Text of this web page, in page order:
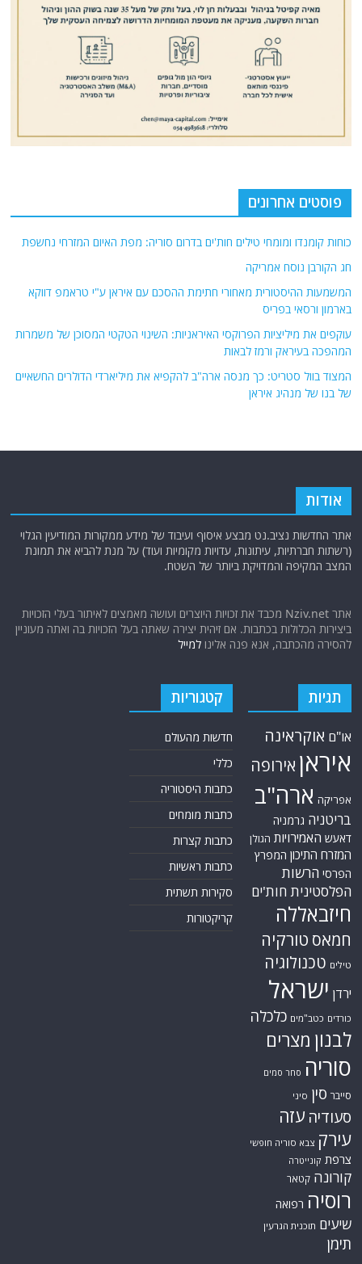
פוסטים אחרונים
כוחות קומנדו ומומחי טילים חות'ים בדרום סוריה: מפת האיום המזרחי נחשפת
חג הקורבן נוסח אמריקה
המשמעות ההיסטורית מאחורי חתימת ההסכם עם איראן ע"י טראמפ דווקא
בארמון ורסאי בפריס
עוקפים את מיליציות הפרוקסי האיראניות: השינוי הטקטי המסוכן של משמרות
המהפכה בעיראק ורמז לבאות
המצוד בוול סטריט: כך מנסה ארה"ב להקפיא את מיליארדי הדולרים החשאיים
של בנו של מנהיג איראן
אודות
אתר החדשות נציב.נט מבצע איסוף ועיבוד של מידע ממקורות המודיעין הגלוי
(רשתות חברתיות, עיתונות, עדויות מקומיות ועוד) על מנת להביא את תמונת
המצב המקיפה והמדויקת ביותר של השטח.
אתר Nziv.net מכבד את זכויות היוצרים ועושה מאמצים לאיתור בעלי הזכויות
ביצירות הכלולות בכתבות. אם זיהית יצירה שאתה בעל הזכויות בה ואתה מעוניין
להסירה מהכתבה, אנא פנה אלינולמייל
תגיות
או"ם אוקראינה
איראן אירופה
אפריקה ארה"ב
בריטניה גרמניה
דאעש האמירויות הגולן
המזרח התיכון המפרץ
הפרסי הרשות
הפלסטינית חות'ים
חיזבאללה
חמאס טורקיה
טילים טכנולוגיה
ירדן ישראל
כורדים כטב"מים כלכלה
לבנון מצרים
סוריה סחר סמים
סייבר סין סיני
סעודיה עזה
עירק צבא סוריה חופשי
צרפת קונייטרה
קורונה קטאר
רוסיה רפואה
שיעים תוכנית הגרעין
תימן
קטגוריות
חדשות מהעולם
כללי
כתבות היסטוריה
כתבות מומחים
כתבות קצרות
כתבות ראשיות
סקירות תשתית
קריקטורות